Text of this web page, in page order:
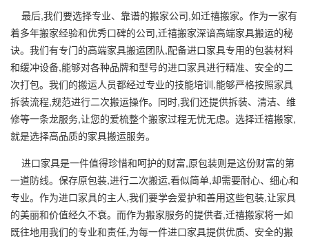
最后,我们要选择专业、靠谱的搬家公司,如迁禧搬家。作为一家有
着多年搬家经验和优秀口碑的公司,迁禧搬家深谙高端家具搬运的秘
诀。我们有专门的高端家具搬运团队,配备进口家具专用的包装材料
和缓冲设备,能够对各种品牌和型号的进口家具进行精准、安全的二
次打包。我们的搬运人员都经过专业的技能培训,能够严格按照家具
拆装流程,规范进行二次搬运操作。同时,我们还提供拆装、清洁、维
修等一条龙服务,让您的爱梳整个搬家过程无忧无虑。选择迁禧搬家,
就是选择高品质的家具搬运服务。
进口家具是一件值得珍惜和呵护的财富,原包装则是这份财富的第
一道防线。保存原包装,进行二次搬运,看似简单,却需要耐心、细心和
专业。作为进口家具的主人,我们要学会爱护和善用这些包装,让家具
的美丽和价值经久不衰。而作为搬家服务的提供者,迁禧搬家将一如
既往地用我们的专业和责任,为每一件进口家具提供优质、安全的搬